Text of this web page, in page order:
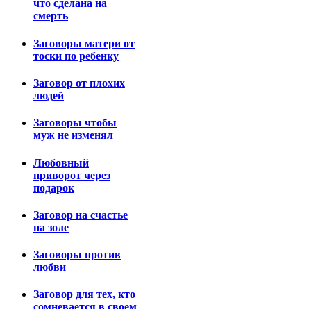
что сделана на
смерть
Заговоры матери от
тоски по ребенку
Заговор от плохих
людей
Заговоры чтобы
муж не изменял
Любовный
приворот через
подарок
Заговор на счастье
на золе
Заговоры против
любви
Заговор для тех, кто